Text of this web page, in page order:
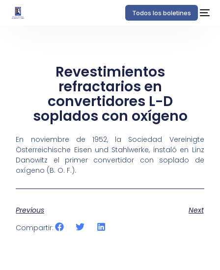
Todos los boletines
Revestimientos
refractarios en
convertidores L-D
soplados con oxígeno
En noviembre de 1952, la Sociedad Vereinigte
Österreichische Eisen und Stahlwerke, instaló en Linz
Danowitz el primer convertidor con soplado de
oxígeno (B. O. F.).
Previous
Next
Compartir: